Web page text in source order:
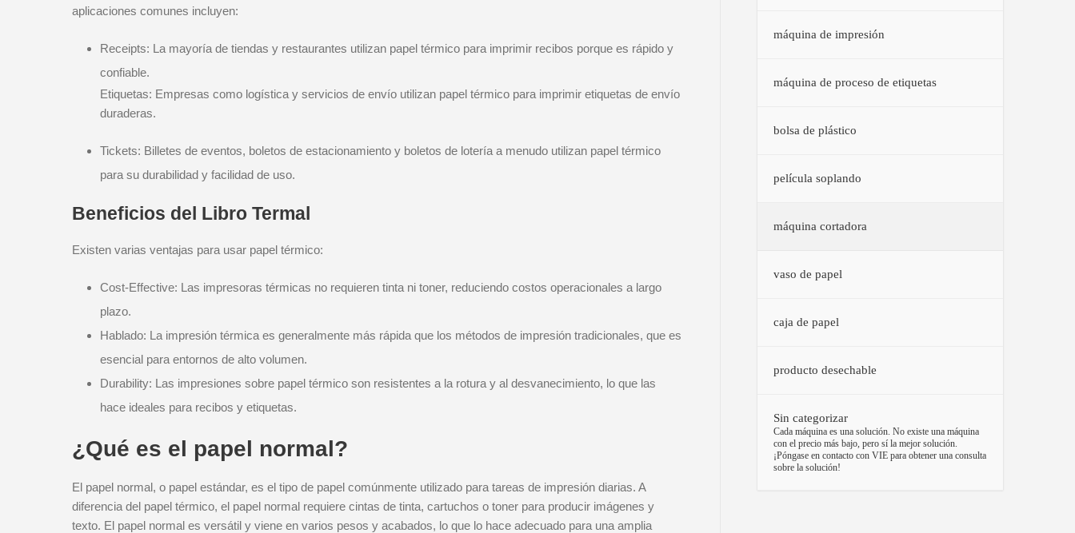
aplicaciones comunes incluyen:
Receipts: La mayoría de tiendas y restaurantes utilizan papel térmico para imprimir recibos porque es rápido y
confiable.
Etiquetas: Empresas como logística y servicios de envío utilizan papel térmico para imprimir etiquetas de envío
duraderas.
Tickets: Billetes de eventos, boletos de estacionamiento y boletos de lotería a menudo utilizan papel térmico
para su durabilidad y facilidad de uso.
Beneficios del Libro Termal
Existen varias ventajas para usar papel térmico:
Cost-Effective: Las impresoras térmicas no requieren tinta ni toner, reduciendo costos operacionales a largo
plazo.
Hablado: La impresión térmica es generalmente más rápida que los métodos de impresión tradicionales, que es
esencial para entornos de alto volumen.
Durability: Las impresiones sobre papel térmico son resistentes a la rotura y al desvanecimiento, lo que las
hace ideales para recibos y etiquetas.
¿Qué es el papel normal?
El papel normal, o papel estándar, es el tipo de papel comúnmente utilizado para tareas de impresión diarias. A
diferencia del papel térmico, el papel normal requiere cintas de tinta, cartuchos o toner para producir imágenes y
texto. El papel normal es versátil y viene en varios pesos y acabados, lo que lo hace adecuado para una amplia
máquina de impresión
máquina de proceso de etiquetas
bolsa de plástico
película soplando
máquina cortadora
vaso de papel
caja de papel
producto desechable
Sin categorizar
–
Cada máquina es una solución. No existe una máquina
con el precio más bajo, pero sí la mejor solución.
¡Póngase en contacto con VIE para obtener una consulta
sobre la solución!